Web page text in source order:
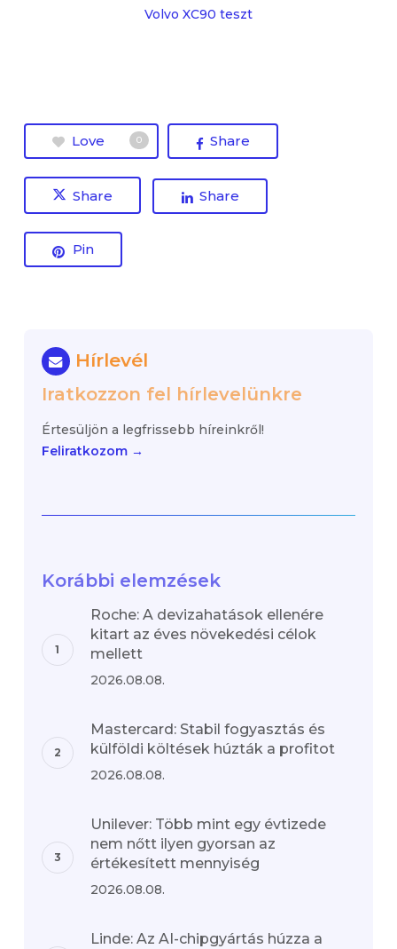
Volvo XC90 teszt
Love 0 Share
Share Share
Pin
Hírlevél
Iratkozzon fel hírlevelünkre
Értesüljön a legfrissebb híreinkről!
Feliratkozom →
Korábbi elemzések
Roche: A devizahatások ellenére
kitart az éves növekedési célok
mellett
2026.08.08.
Mastercard: Stabil fogyasztás és
külföldi költések húzták a profitot
2026.08.08.
Unilever: Több mint egy évtizede
nem nőtt ilyen gyorsan az
értékesített mennyiség
2026.08.08.
Linde: Az AI-chipgyártás húzza a